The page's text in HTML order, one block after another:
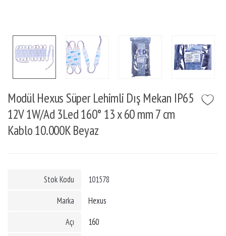
Modül Hexus Süper Lehimli Dış Mekan IP65
12V 1W/Ad 3Led 160° 13 x 60 mm 7 cm
Kablo 10.000K Beyaz
Stok Kodu
101578
Marka
Hexus
Açı
160